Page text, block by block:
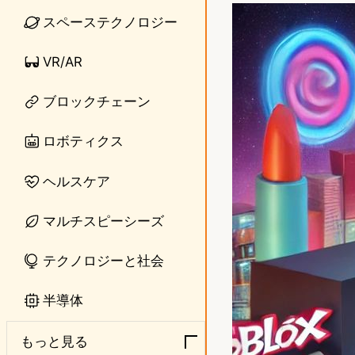
スペーステクノロジー
VR/AR
ブロックチェーン
ロボティクス
ヘルスケア
マルチスピーシーズ
テクノロジーと社会
半導体
もっと見る
e
s
t
o
d
o